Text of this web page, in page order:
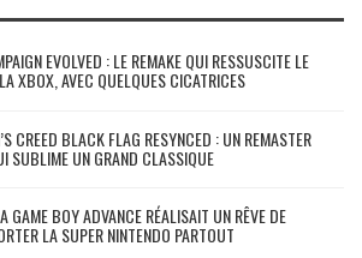
EVOLVED : LE REMAKE QUI RESSUSCITE LE
XBOX, AVEC QUELQUES CICATRICES
CREED BLACK FLAG RESYNCED : UN REMASTER
SUBLIME UN GRAND CLASSIQUE
GAME BOY ADVANCE RÉALISAIT UN RÊVE DE
LA SUPER NINTENDO PARTOUT